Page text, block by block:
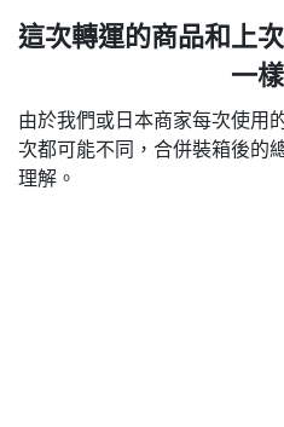
這次轉運的商品和上
一
由於我們或日本商家每次使用
次都可能不同，合併裝箱後的
理解。